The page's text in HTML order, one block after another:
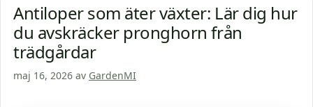
Antiloper som äter växter: Lär dig hur
du avskräcker pronghorn från
trädgårdar
maj 16, 2026 av GardenMI